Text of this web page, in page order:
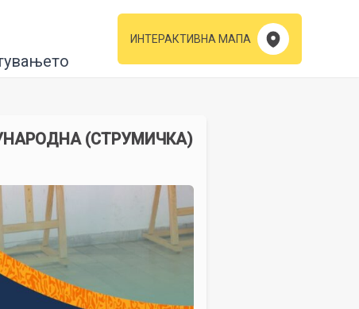
ИНТЕРАКТИВНА МАПА
(СТРУМИЧКА)